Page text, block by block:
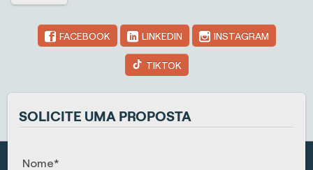
FACEBOOK LINKEDIN INSTAGRAM
TIKTOK
SOLICITE UMA PROPOSTA
Nome